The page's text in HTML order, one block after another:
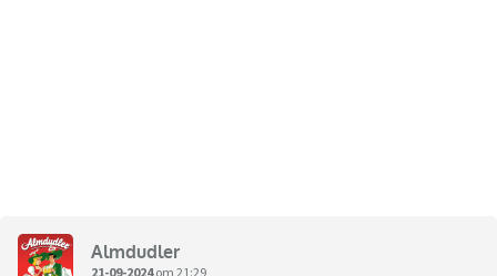
Almdudler
21-09-2024om 21:29